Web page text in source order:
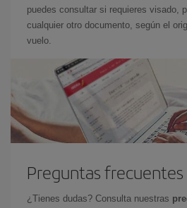
puedes consultar si requieres visado,
cualquier otro documento, según el
vuelo.
Preguntas frecuentes
¿Tienes dudas? Consulta nuestras